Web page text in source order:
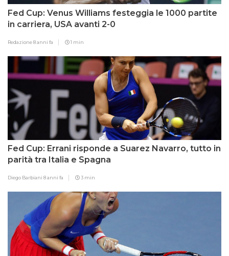
Fed Cup: Venus Williams festeggia le 1000 partite
in carriera, USA avanti 2-0
Redazione8 anni fa 1 min
Fed Cup: Errani risponde a Suarez Navarro, tutto in
parità tra Italia e Spagna
Diego Barbiani 8 anni fa 3 min